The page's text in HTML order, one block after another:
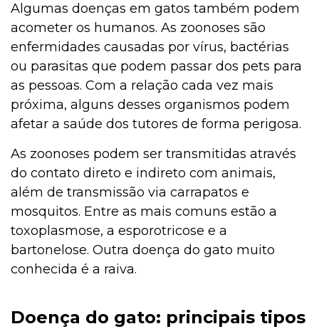
Algumas doenças em gatos também podem
acometer os humanos. As zoonoses são
enfermidades causadas por vírus, bactérias
ou parasitas que podem passar dos pets para
as pessoas. Com a relação cada vez mais
próxima, alguns desses organismos podem
afetar a saúde dos tutores de forma perigosa.
As zoonoses podem ser transmitidas através
do contato direto e indireto com animais,
além de transmissão via carrapatos e
mosquitos. Entre as mais comuns estão a
toxoplasmose, a esporotricose e a
bartonelose. Outra doença do gato muito
conhecida é a raiva.
Doença do gato: principais tipos